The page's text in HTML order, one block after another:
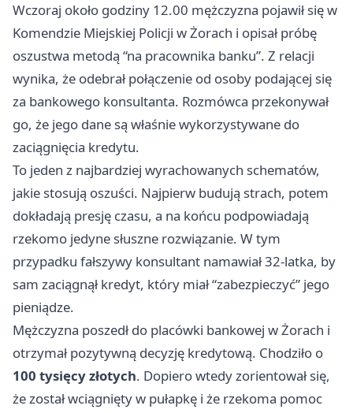
Wczoraj około godziny 12.00 mężczyzna pojawił się w
Komendzie Miejskiej Policji w Żorach i opisał próbę
oszustwa metodą “na pracownika banku”. Z relacji
wynika, że odebrał połączenie od osoby podającej się
za bankowego konsultanta. Rozmówca przekonywał
go, że jego dane są właśnie wykorzystywane do
zaciągnięcia kredytu.
To jeden z najbardziej wyrachowanych schematów,
jakie stosują oszuści. Najpierw budują strach, potem
dokładają presję czasu, a na końcu podpowiadają
rzekomo jedyne słuszne rozwiązanie. W tym
przypadku fałszywy konsultant namawiał 32-latka, by
sam zaciągnął kredyt, który miał “zabezpieczyć” jego
pieniądze.
Mężczyzna poszedł do placówki bankowej w Żorach i
otrzymał pozytywną decyzję kredytową. Chodziło o
100 tysięcy złotych. Dopiero wtedy zorientował się,
że został wciągnięty w pułapkę i że rzekoma pomoc